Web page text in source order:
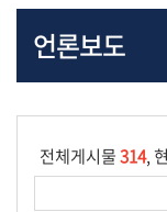
발
언
록
회
의
언론보도
전체게시물314,